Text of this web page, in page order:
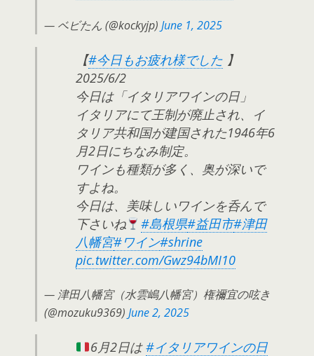
— ベビたん (@kockyjp) June 1, 2025
【#今日もお疲れ様でした 】
2025/6/2
今日は「イタリアワインの日」
イタリアにて王制が廃止され、イ
タリア共和国が建国された1946年6
月2日にちなみ制定。
ワインも種類が多く、奥が深いで
すよね。
今日は、美味しいワインを呑んで
下さいね
#島根県#益田市#津田
八幡宮#ワイン#shrine
pic.twitter.com/Gwz94bMI10
— 津田八幡宮（水雲嶋八幡宮）権禰宜の呟き
(@mozuku9369) June 2, 2025
6月2日は#イタリアワインの日